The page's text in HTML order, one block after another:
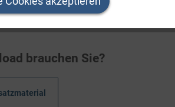
die Traditionen und Gebräuche, die an
brauchen Sie?